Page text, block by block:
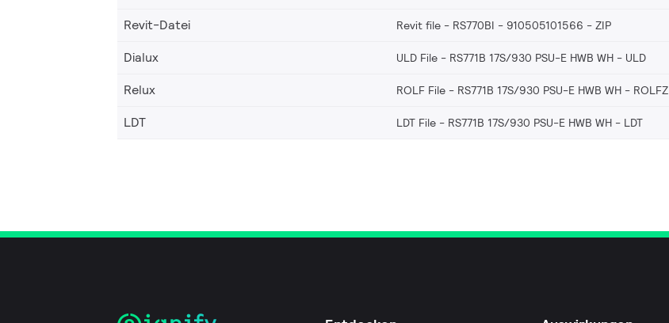
Revit-Datei
Revit file - RS770BI - 910505101566 ZIP
Dialux
ULD File - RS771B 17S/930 PSU-E HWB WH ULD
Relux
ROLF File - RS771B 17S/930 PSU-E HWB WH ROLFZ
LDT
LDT File - RS771B 17S/930 PSU-E HWB WH LDT